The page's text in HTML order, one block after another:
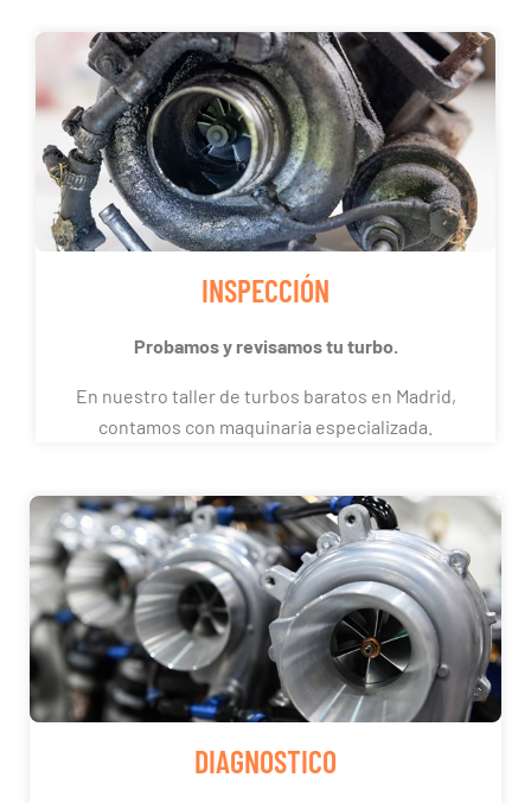
INSPECCIÓN
Probamos y revisamos tu turbo.
En nuestro taller de turbos baratos en Madrid,
contamos con maquinaria especializada.
DIAGNOSTICO